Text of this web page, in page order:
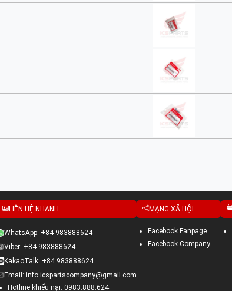
LIÊN HỆ NHANH
WhatsApp: +84 983888624
Viber: +84 983888624
KakaoTalk: +84 983888624
Email: info.icspartscompany@gmail.com
Hotline khiếu nại: 0983.888.624
MẠNG XÃ HỘI
Facebook Fanpage
Facebook Company